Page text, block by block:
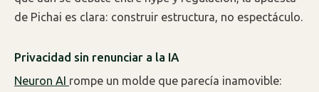
de Pichai es clara: construir estructura, no espectáculo.
Privacidad sin renunciar a la IA
Neuron AI rompe un molde que parecía inamovible: